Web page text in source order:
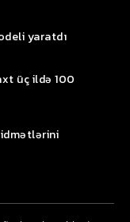
yaratdı
üç ildə 100